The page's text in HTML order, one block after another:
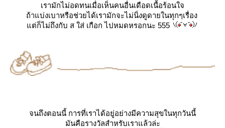
เรามักไม่อดทนเมื่อเห็นคนอื่นเดือดเนื้อร้อนใจ
ถ้าแบ่งเบาหรือช่วยได้เรามักจะไม่นิ่งดูดายในทุกๆเรื่อง
ต่ก็ไม่ถึงกับ ส ใส่ เกือก ไปหมดหรอกนะ 555
จนถึงตอนนี้ การที่เราได้อยู่อย่างมีความสุขในทุกวันนี้
มันคือรางวัลสำหรับเราแล้วล่ะ